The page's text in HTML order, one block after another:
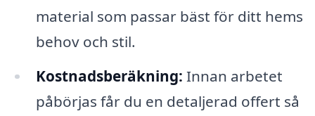
material som passar bäst för ditt hems
behov och stil.
Kostnadsberäkning: Innan arbetet
påbörjas får du en detaljerad offert så